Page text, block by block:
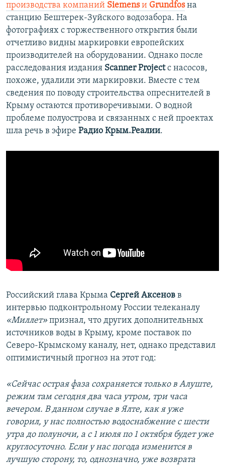
производства компаний Siemensи Grundfos на
станцию Бештерек-Зуйского водозабора. На
фотографиях с торжественного открытия были
отчетливо видны маркировки европейских
производителей на оборудовании. Однако после
расследования издания Scanner Projectс насосов,
похоже, удалили эти маркировки. Вместе с тем
сведения по поводу строительства опреснителей в
Крыму остаются противоречивыми. О водной
проблеме полуострова и связанных с ней проектах
шла речь в эфире Радио Крым.Реалии.
Российский глава Крыма Сергей Аксенов в
интервью подконтрольному России телеканалу
«Миллет» признал, что других дополнительных
источников воды в Крыму, кроме поставок по
Северо-Крымскому каналу, нет, однако представил
оптимистичный прогноз на этот год:
«Сейчас острая фаза сохраняется только в Алуште,
режим там сегодня два часа утром, три часа
вечером. В данном случае в Ялте, как я уже
говорил, у нас полностью водоснабжение с шести
утра до полуночи, а с 1 июля по 1 октября будет уже
круглосуточно. Если у нас погода изменится в
лучшую сторону, то, однозначно, уже возврата